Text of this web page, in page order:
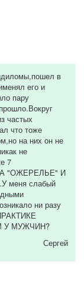
в
его и
пару
частых
что тоже
на них он не
не
7
"ОЖЕРЕЛЬЕ" И
слабый
ни разу
У МУЖЧИН?
Сергей